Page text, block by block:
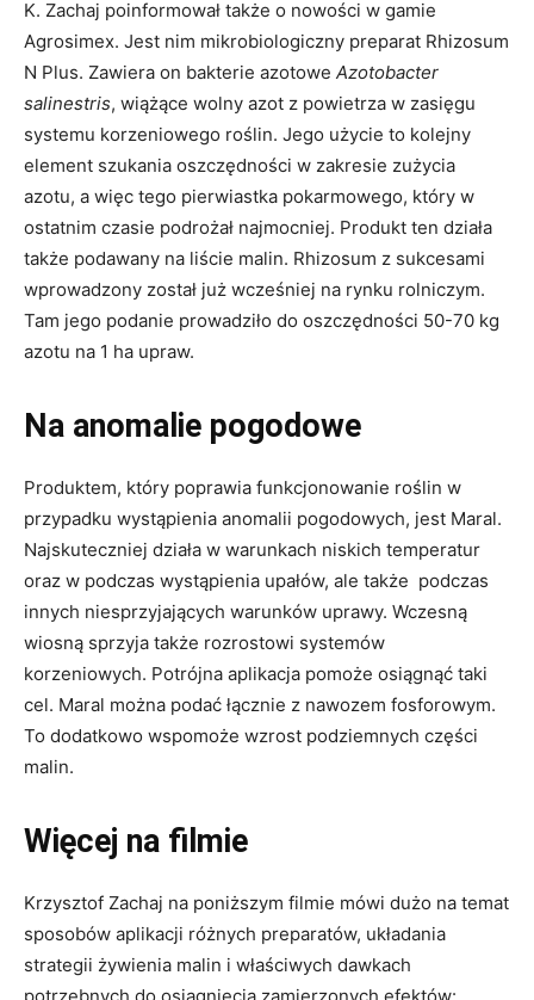
K. Zachaj poinformował także o nowości w gamie
Agrosimex. Jest nim mikrobiologiczny preparat Rhizosum
N Plus. Zawiera on bakterie azotowe Azotobacter
salinestris, wiążące wolny azot z powietrza w zasięgu
systemu korzeniowego roślin. Jego użycie to kolejny
element szukania oszczędności w zakresie zużycia
azotu, a więc tego pierwiastka pokarmowego, który w
ostatnim czasie podrożał najmocniej. Produkt ten działa
także podawany na liście malin. Rhizosum z sukcesami
wprowadzony został już wcześniej na rynku rolniczym.
Tam jego podanie prowadziło do oszczędności 50-70 kg
azotu na 1 ha upraw.
Na anomalie pogodowe
Produktem, który poprawia funkcjonowanie roślin w
przypadku wystąpienia anomalii pogodowych, jest Maral.
Najskuteczniej działa w warunkach niskich temperatur
oraz w podczas wystąpienia upałów, ale także podczas
innych niesprzyjających warunków uprawy. Wczesną
wiosną sprzyja także rozrostowi systemów
korzeniowych. Potrójna aplikacja pomoże osiągnąć taki
cel. Maral można podać łącznie z nawozem fosforowym.
To dodatkowo wspomoże wzrost podziemnych części
malin.
Więcej na filmie
Krzysztof Zachaj na poniższym filmie mówi dużo na temat
sposobów aplikacji różnych preparatów, układania
strategii żywienia malin i właściwych dawkach